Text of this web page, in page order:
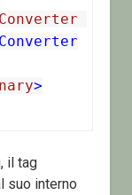
>
il tag
suo interno